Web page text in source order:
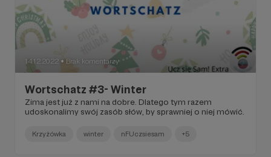
14.12.2022 ● Brak komentarzy
Wortschatz #3- Winter
Zima jest już z nami na dobre. Dlatego tym razem
udoskonalimy swój zasób słów, by sprawniej o niej mówić.
Krzyżówka winter nFUczsiesam +5